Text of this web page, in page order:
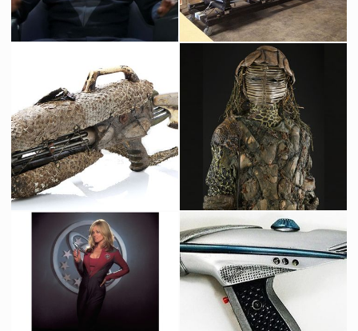
Costume Original du Capitaine Jason Nesmith (Tim Allen)
Vu à l'écran
Grue Originale Vista Cruiser d'Industrial Light & Magic
Fait pour la production
Fusil Original de Garde Sarris Costume Original de Garde Sarris
Vu à l'écran